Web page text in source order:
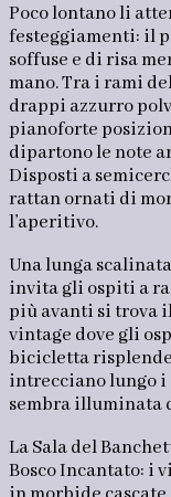
Poco lontano li
festeggiamenti: il
soffuse e di risa
mano. Tra i rami
drappi azzurro
pianoforte
dipartono le note
Disposti a
rattan ornati di
l’aperitivo.
Una lunga
invita gli ospiti a
più avanti si trova
vintage dove gli
bicicletta
intrecciano lungo i
sembra illuminata
La Sala del
Bosco Incantato: i